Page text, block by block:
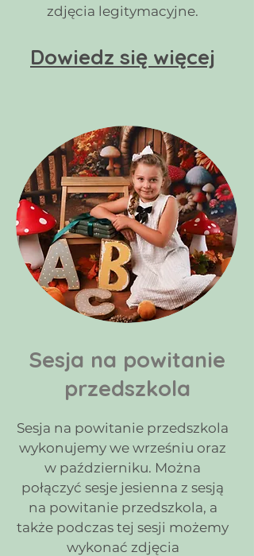
zdjęcia legitymacyjne.
Dowiedz się więcej
Sesja na powitanie
przedszkola
Sesja na powitanie przedszkola
wykonujemy we wrześniu oraz
w październiku. Można
połączyć sesje jesienna z sesją
na powitanie przedszkola, a
także podczas tej sesji możemy
wykonać zdjęcia